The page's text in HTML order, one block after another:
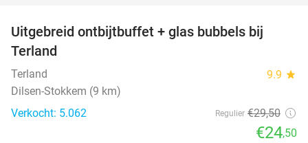
Uitgebreid ontbijtbuffet + glas bubbels bij
Terland
Terland 9.9 star
Dilsen-Stokkem (9 km)
Verkocht: 5.062
Regulier €29,50
€24,50